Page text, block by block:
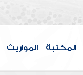
المكتبة المواريث